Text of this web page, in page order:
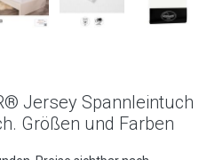
Jersey Spannleintuch
Größen und Farben